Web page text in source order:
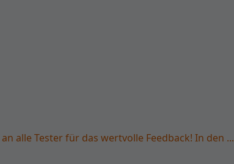
alle Tester für das wertvolle Feedback! In den ...